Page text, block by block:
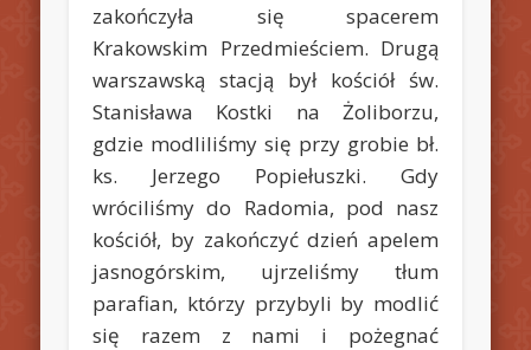
zakończyła się spacerem
Krakowskim Przedmieściem. Drugą
warszawską stacją był kościół św.
Stanisława Kostki na Żoliborzu,
gdzie modliliśmy się przy grobie bł.
ks. Jerzego Popiełuszki. Gdy
wróciliśmy do Radomia, pod nasz
kościół, by zakończyć dzień apelem
jasnogórskim, ujrzeliśmy tłum
parafian, którzy przybyli by modlić
się razem z nami i pożegnać